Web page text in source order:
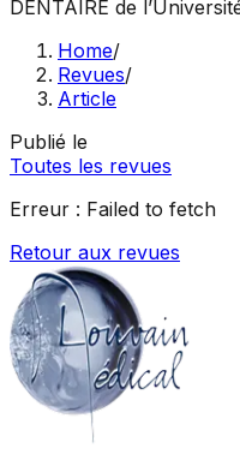
DENTAIRE de
Home/
Revues/
Article
Publié le
Toutes les revues
Erreur : Failed to fetch
Retour aux revues